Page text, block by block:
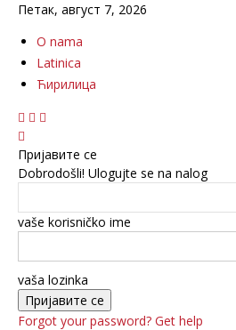
Петак, август 7, 2026
O nama
Latinica
Ћирилица
Пријавите се
Dobrodošli! Ulogujte se na nalog
vaše korisničko ime
vaša lozinka
Forgot your password? Get help